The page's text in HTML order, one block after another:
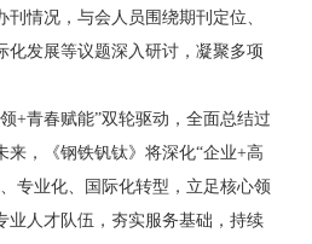
情况，与会人员围绕期刊定位、
化发展等议题深入研讨，凝聚多项
+青春赋能”双轮驱动，全面总结过
来，《钢铁钒钛》将深化“企业+高
专业化、国际化转型，立足核心领
业人才队伍，夯实服务基础，持续